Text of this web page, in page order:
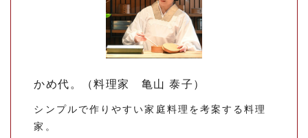
かめ代。（料理家 亀山 泰子）
シンプルで作りやすい家庭料理を考案する料理
家。